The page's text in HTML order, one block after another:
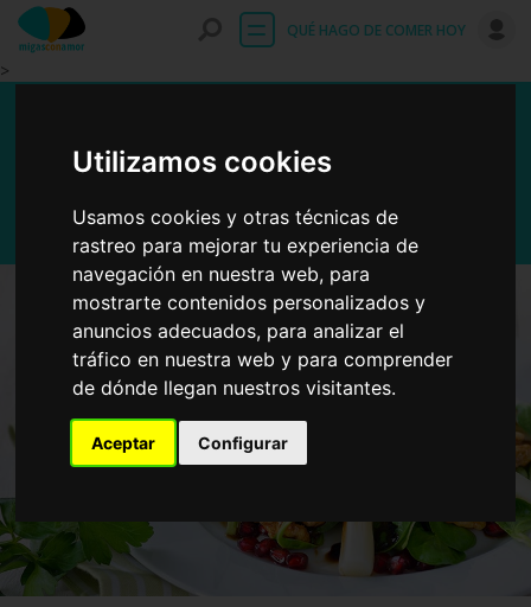
Utilizamos cookies
Usamos cookies y otras técnicas de
rastreo para mejorar tu experiencia de
navegación en nuestra web, para
mostrarte contenidos personalizados y
anuncios adecuados, para analizar el
tráfico en nuestra web y para comprender
de dónde llegan nuestros visitantes.
Aceptar Configurar
>
QUÉ HAGO DE COMER HOY Entrar
espárragos